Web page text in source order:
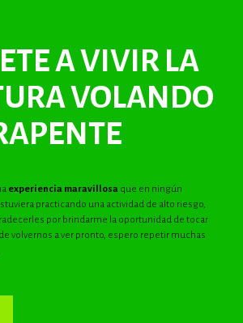
A VIVIR LA
VOLANDO
experiencia maravillosa que en ningún
practicando una actividad de alto riesgo,
por brindarme la oportunidad de tocar
volvernos a ver pronto, espero repetir muchas